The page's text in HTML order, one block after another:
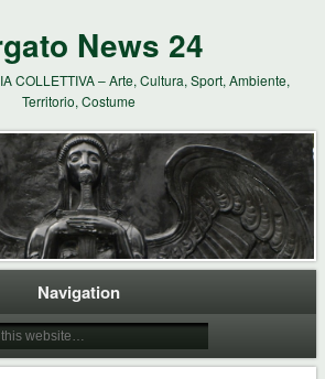
News 24
COLLETTIVA – Arte, Cultura, Sport, Ambiente,
Territorio, Costume
Navigation